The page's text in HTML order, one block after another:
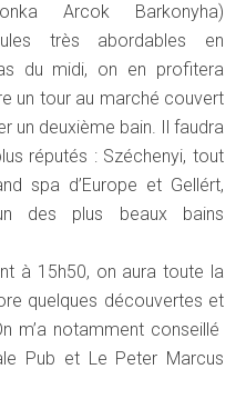
Arcok Barkonyha)
très abordables en
du midi, on en profitera
un tour au marché couvert
un deuxième bain. Il faudra
réputés : Széchenyi, tout
spa d’Europe et Gellért,
des plus beaux bains
à 15h50, on aura toute la
quelques découvertes et
m’a notamment conseillé
Pub et Le Peter Marcus